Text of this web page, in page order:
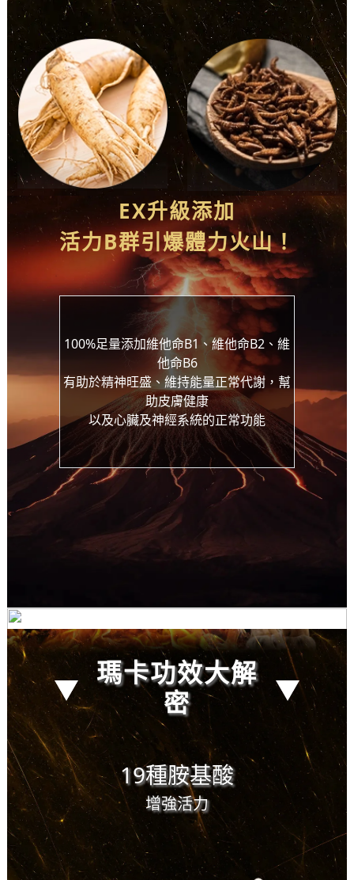
西伯利亞
人蔘刺五加
體力加開外掛
迎接人生每一場硬仗
蛹蟲草子實體
強身口碑推薦
顧好體質根本
重返巔峰榮耀
EX升級添加
活力B群引爆體力火山！
100%足量添加維他命B1、維他命B2、維
他命B6
有助於精神旺盛、維持能量正常代謝，幫
助皮膚健康
以及心臟及神經系統的正常功能
植物界的兩
性專家
強悍帝國的
精庫命脈─
瑪卡
生長在海拔
4,000m以上秘
瑪卡功效大解
密
19種胺基酸
增強活力